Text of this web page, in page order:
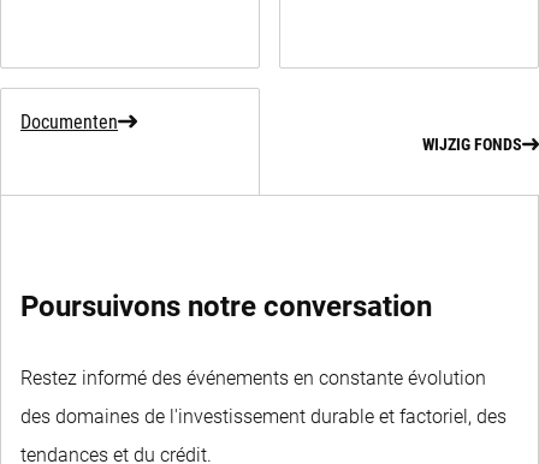
Documenten
WIJZIG FONDS
Poursuivons notre conversation
Restez informé des événements en constante évolution
des domaines de l'investissement durable et factoriel, des
tendances et du crédit.